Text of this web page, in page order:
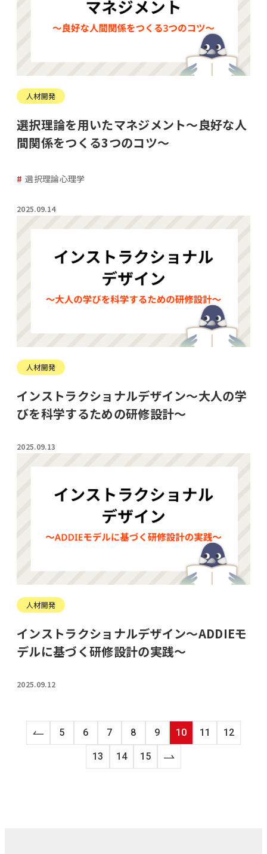
人材開発
選択理論を用いたマネジメント～良好な人
間関係をつくる3つのコツ～
選択理論心理学
2025.09.14
人材開発
インストラクショナルデザイン～大人の学
びを科学するための研修設計～
2025.09.13
人材開発
インストラクショナルデザイン～ADDIEモ
デルに基づく研修設計の実践～
2025.09.12
5 6 7 8 9 10 11 12
13 14 15